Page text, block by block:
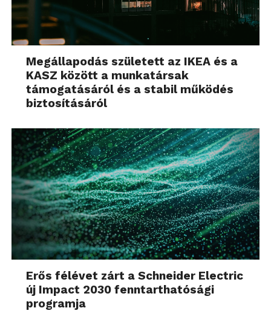
Megállapodás született az IKEA és a
KASZ között a munkatársak
támogatásáról és a stabil működés
biztosításáról
Erős félévet zárt a Schneider Electric
új Impact 2030 fenntarthatósági
programja